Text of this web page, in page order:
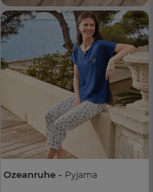
Ozeanruhe - Pyjama